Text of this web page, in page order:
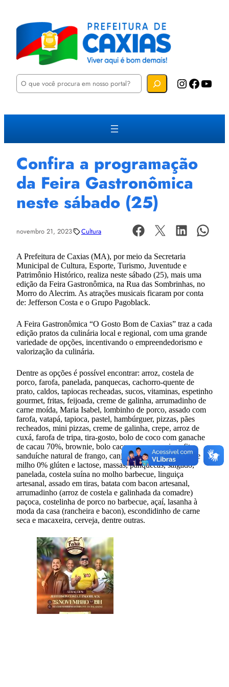
P
u
a
Instagram Facebook YouTube
Confira a programação
da Feira Gastronômica
neste sábado (25)
novembro 21, 2023 Cultura
A Prefeitura de Caxias (MA), por meio da Secretaria
Municipal de Cultura, Esporte, Turismo, Juventude e
Patrimônio Histórico, realiza neste sábado (25), mais uma
edição da Feira Gastronômica, na Rua das Sombrinhas, no
Morro do Alecrim. As atrações musicais ficaram por conta
de: Jefferson Costa e o Grupo Pagoblack.
A Feira Gastronômica “O Gosto Bom de Caxias” traz a cada
edição pratos da culinária local e regional, com uma grande
variedade de opções, incentivando o empreendedorismo e
valorização da culinária.
Dentre as opções é possível encontrar: arroz, costela de
porco, farofa, panelada, panquecas, cachorro-quente de
prato, caldos, tapiocas recheadas, sucos, vitaminas, espetinho
gourmet, fritas, feijoada, creme de galinha, arrumadinho de
carne moída, Maria Isabel, lombinho de porco, assado com
farofa, vatapá, tapioca, pastel, hambúrguer, pizzas, pães
recheados, mini pizzas, creme de galinha, crepe, arroz de
cuxá, farofa de tripa, tira-gosto, bolo de coco com ganache
de cacau 70%, brownie, bolo cacau supremo, pizza fit,
sanduíche natural de frango, canjica 0% lactose e bolo de
milho 0% glúten e lactose, massas, panquecas, salgado,
panelada, costela suína no molho barbecue, linguiça
artesanal, assado em tiras, batata com bacon artesanal,
arrumadinho (arroz de costela e galinhada da comadre)
paçoca, costelinha de porco no barbecue, açaí, lasanha à
moda da casa (rancheira e bacon), escondidinho de carne
seca e macaxeira, cerveja, dentre outras.